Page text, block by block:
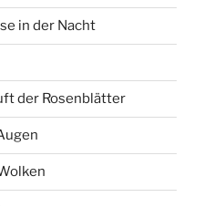
in der Nacht
der Rosenblätter